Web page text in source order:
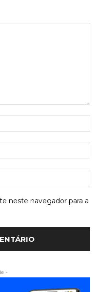
neste navegador para a
-